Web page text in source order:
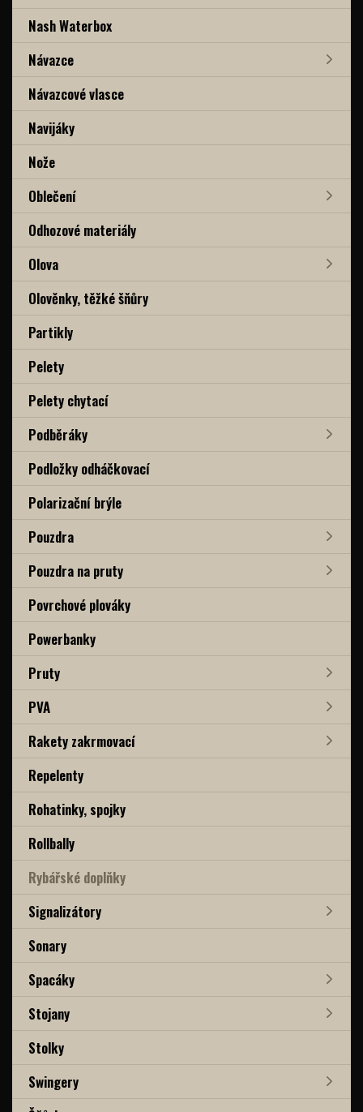
Nash Waterbox
Návazce
Návazcové vlasce
Navijáky
Nože
Oblečení
Odhozové materiály
Olova
Olověnky, těžké šňůry
Partikly
Pelety
Pelety chytací
Podběráky
Podložky odháčkovací
Polarizační brýle
Pouzdra
Pouzdra na pruty
Povrchové plováky
Powerbanky
Pruty
PVA
Rakety zakrmovací
Repelenty
Rohatinky, spojky
Rollbally
Rybářské doplňky
Signalizátory
Sonary
Spacáky
Stojany
Stolky
Swingery